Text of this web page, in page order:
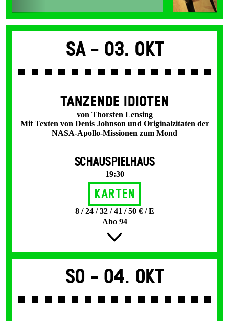
Sa - 03. Okt
TANZENDE IDIOTEN
von Thorsten Lensing
Mit Texten von Denis Johnson und Originalzitaten der
NASA-Apollo-Missionen zum Mond
SCHAUSPIELHAUS
19:30
Karten
8 / 24 / 32 / 41 / 50 € / E
Abo 94
So - 04. Okt